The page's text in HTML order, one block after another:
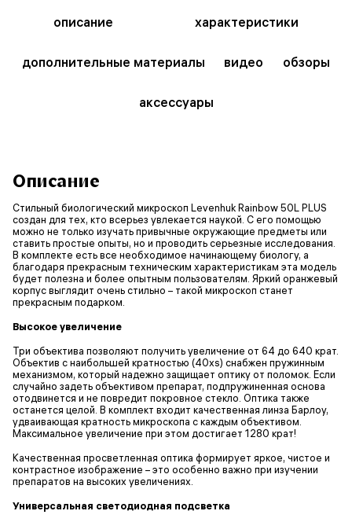
описание характеристики
дополнительные материалы видео обзоры
аксессуары
Описание
Стильный биологический микроскоп Levenhuk Rainbow 50L PLUS
создан для тех, кто всерьез увлекается наукой. С его помощью
можно не только изучать привычные окружающие предметы или
ставить простые опыты, но и проводить серьезные исследования.
В комплекте есть все необходимое начинающему биологу, а
благодаря прекрасным техническим характеристикам эта модель
будет полезна и более опытным пользователям. Яркий оранжевый
корпус выглядит очень стильно – такой микроскоп станет
прекрасным подарком.
Высокое увеличение
Три объектива позволяют получить увеличение от 64 до 640 крат.
Объектив с наибольшей кратностью (40xs) снабжен пружинным
механизмом, который надежно защищает оптику от поломок. Если
случайно задеть объективом препарат, подпружиненная основа
отодвинется и не повредит покровное стекло. Оптика также
останется целой. В комплект входит качественная линза Барлоу,
удваивающая кратность микроскопа с каждым объективом.
Максимальное увеличение при этом достигает 1280 крат!
Качественная просветленная оптика формирует яркое, чистое и
контрастное изображение – это особенно важно при изучении
препаратов на высоких увеличениях.
Универсальная светодиодная подсветка